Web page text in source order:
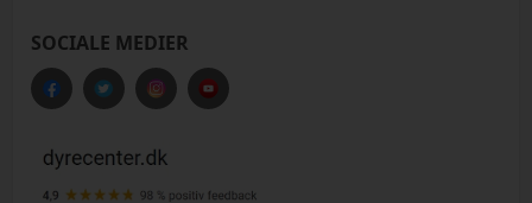
SOCIALE MEDIER